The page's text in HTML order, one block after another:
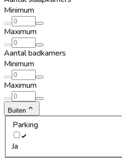
Minimum
Maximum
Aantal badkamers
Minimum
Maximum
Buiten
Parking
Ja